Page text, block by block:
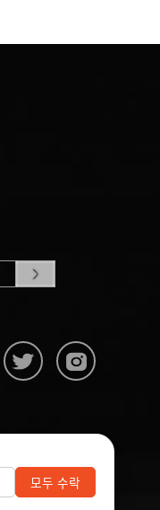
모두 수락